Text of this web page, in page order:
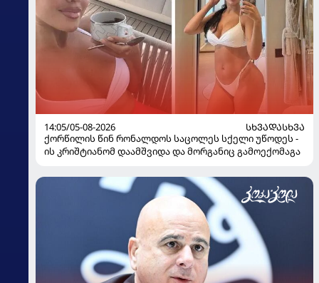
14:05/05-08-2026
ᲡᲮᲕᲐᲓᲐᲡᲮᲕᲐ
ქორწილის წინ რონალდოს საცოლეს სქელი უწოდეს -
ის კრიშტიანომ დაამშვიდა და მორგანიც გამოექომაგა